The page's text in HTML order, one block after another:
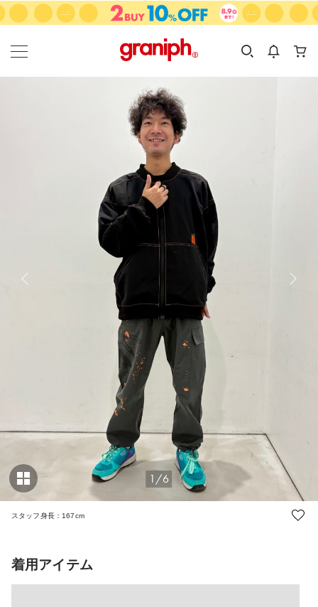
カテゴリーから探す
KIDS
カテゴリ
サイズ
1/6
スタッフ身長：167cm
着用アイテム